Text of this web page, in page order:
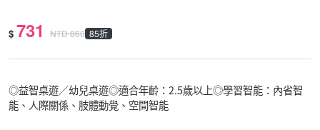
$ 731 NTD860 85折
◎益智桌遊／幼兒桌遊◎適合年齡：2.5歲以上◎學習智能：內省智
能、人際關係、肢體動覺、空間智能